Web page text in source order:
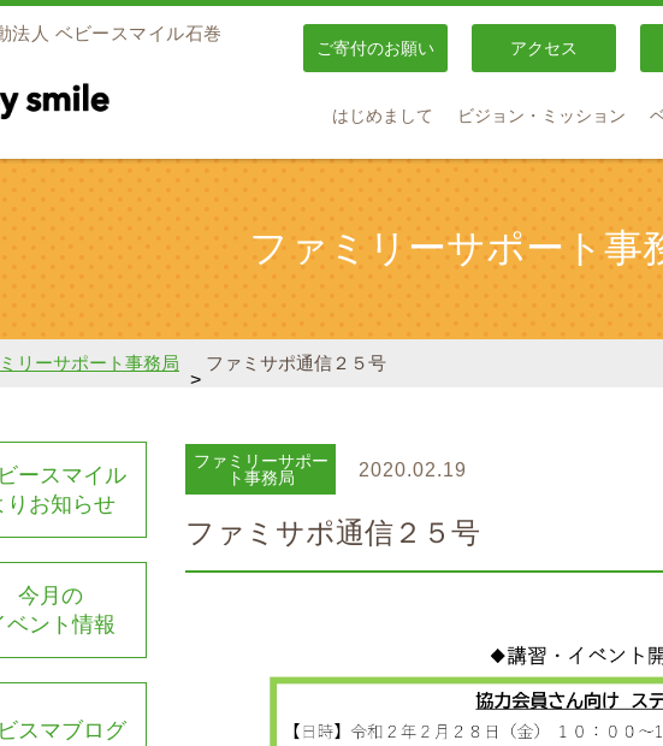
法人 ベビースマイル石巻
ご寄付のお願い アクセス
はじめまして ビジョン・ミッション
ファミリーサポート事
リーサポート事務局
>
ファミサポ通信２５号
ファミリーサポー
ト事務局
2020.02.19
ファミサポ通信２５号
ースマイル
りお知らせ
今月の
ベント情報
スマブログ